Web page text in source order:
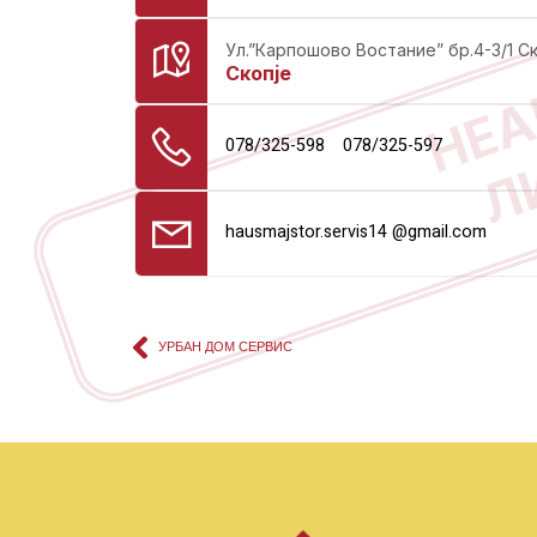
Ул.”Карпошово Востание” бр.4-3/1
Скопје
078/325-598 078/325-597
hausmajstor.servis14 @gmail.com
УРБАН ДОМ СЕРВИС